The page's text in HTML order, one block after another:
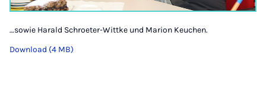
…sowie Harald Schroeter-Wittke und Marion Keuchen.
Download (4 MB)